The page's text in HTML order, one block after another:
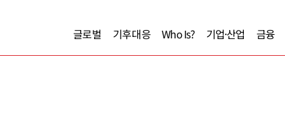
글로벌 기후대응 Who Is? 기업·산업 금융